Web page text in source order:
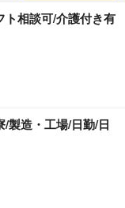
ト相談可/介護付き有
/製造・工場/日勤/日